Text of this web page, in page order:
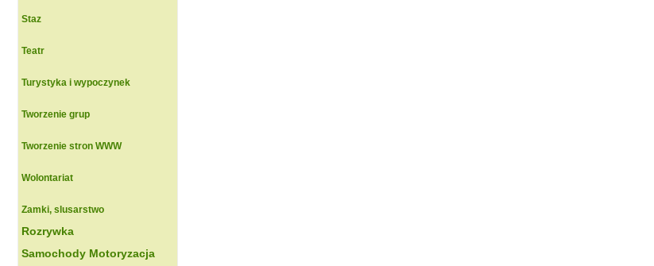
Staz
Teatr
Turystyka i wypoczynek
Tworzenie grup
Tworzenie stron WWW
Wolontariat
Zamki, slusarstwo
Rozrywka
Samochody Motoryzacja